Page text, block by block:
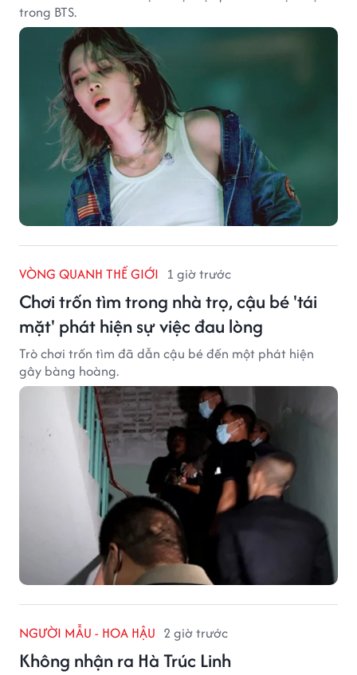
trong BTS.
VÒNG QUANH THẾ GIỚI 1 giờ trước
Chơi trốn tìm trong nhà trọ, cậu bé 'tái
mặt' phát hiện sự việc đau lòng
Trò chơi trốn tìm đã dẫn cậu bé đến một phát hiện
gây bàng hoàng.
NGƯỜI MẪU - HOA HẬU 2 giờ trước
Không nhận ra Hà Trúc Linh